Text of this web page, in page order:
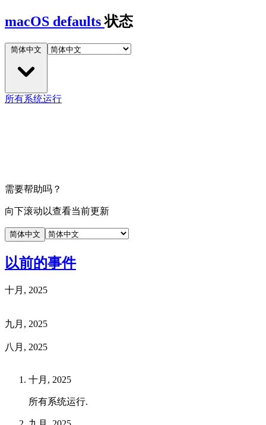
macOS defaults状态
简体中文
所有系统运行
需要帮助吗？
向下滚动以查看当前更新
简体中文
以前的事件
十月, 2025
九月, 2025
八月, 2025
十月, 2025
所有系统运行.